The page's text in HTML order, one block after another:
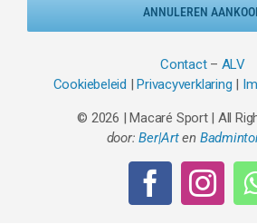
ANNULEREN
Contact– ALV
Cookiebeleid |Privacyverklaring |
© 2026 | Macaré Sport | All
door:Ber|Arten